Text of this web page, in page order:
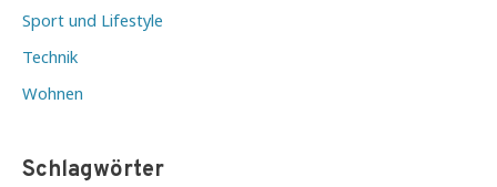
Sport und Lifestyle
Technik
Wohnen
Schlagwörter